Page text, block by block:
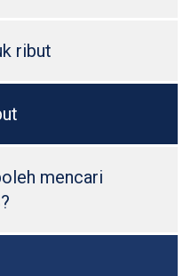
ribut
mencari